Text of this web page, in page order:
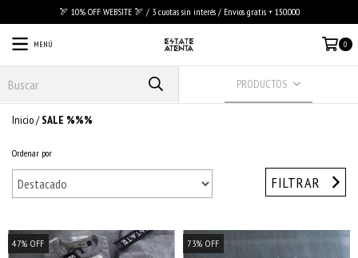
🏹 10% OFF WEBSITE 🏹 / 3 cuotas sin interés / Envios gratis + 150.000
MENÚ 0
PRODUCTOS
Inicio/ SALE %%%
Ordenar por
FILTRAR
47% OFF 73% OFF